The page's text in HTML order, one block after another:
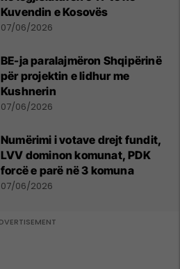
Kuvendin e Kosovës
07/06/2026
BE-ja paralajmëron Shqipërinë
për projektin e lidhur me
Kushnerin
07/06/2026
Numërimi i votave drejt fundit,
LVV dominon komunat, PDK
forcë e parë në 3 komuna
07/06/2026